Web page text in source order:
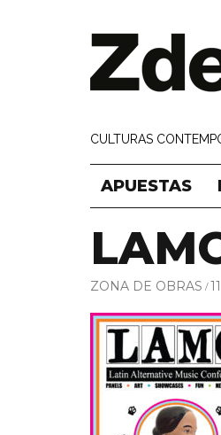
CULTURAS
APUESTAS
ZONA DE OBRAS